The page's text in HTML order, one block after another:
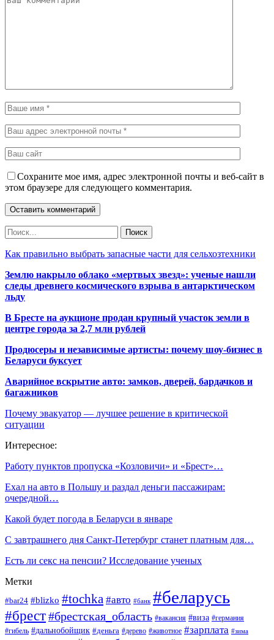
Сохраните мое имя, адрес электронной почты и веб-сайт в
этом браузере для следующего комментария.
Как правильно выбрать запасные части для сельхозтехники
Землю накрыло облако «мертвых звезд»: ученые нашли
следы древнего космического взрыва в антарктическом
льду
В Бресте на аукционе продан крупный участок земли в
центре города за 2,7 млн рублей
Продюсеры и независимые артисты: почему шоу-бизнес в
Беларуси буксует
Аварийное вскрытие авто: замков, дверей, бардачков и
багажников
Почему эвакуатор — лучшее решение в критической
ситуации
Интересное:
Работу пунктов пропуска «Козловичи» и «Брест»…
Ехал на авто в Польшу и раздал деньги пассажирам:
очередной…
Какой будет погода в Беларуси в январе
С завтрашнего дня Санкт-Петербург станет платным для…
Есть ли секс на пенсии? Исследование ученых
Метки
#bar24 #blizko #tochka #авто #банк #беларусь
#брест#брестская_область #вакансия #виза #германия
#гибель #дальнобойщик #деньга #дерево #животное #зарплата #зима